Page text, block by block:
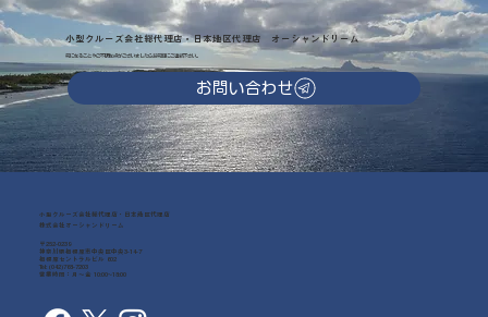
小型クルーズ会社総代理店・日本地区代理店 オーシャンドリーム
気になることやご不明な点がございましたらお気軽にご連絡下さい。
お問い合わせ
小型クルーズ会社総代理店・日本地区代理店
株式会社オーシャンドリーム
〒252-0239
神奈川県相模原市中央区中央3-14-7
相模原セントラルビル 602
Tel: (042)768-7203
営業時間：月～金 10:00~18:00